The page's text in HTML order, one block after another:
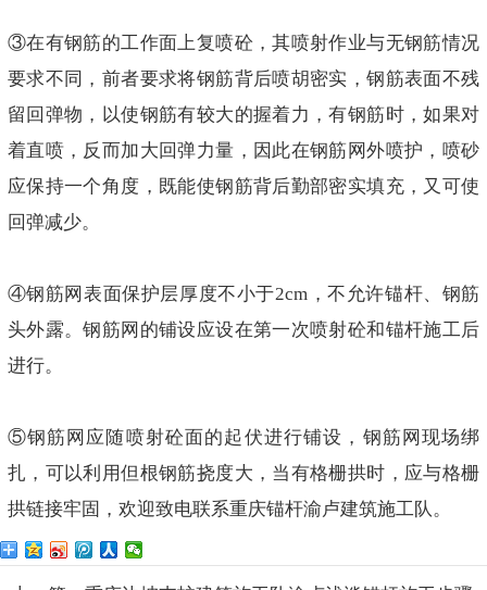
③在有钢筋的工作面上复喷砼，其喷射作业与无钢筋情况
要求不同，前者要求将钢筋背后喷胡密实，钢筋表面不残
留回弹物，以使钢筋有较大的握着力，有钢筋时，如果对
着直喷，反而加大回弹力量，因此在钢筋网外喷护，喷砂
应保持一个角度，既能使钢筋背后勤部密实填充，又可使
回弹减少。
④钢筋网表面保护层厚度不小于2cm，不允许锚杆、钢筋
头外露。钢筋网的铺设应设在第一次喷射砼和锚杆施工后
进行。
⑤钢筋网应随喷射砼面的起伏进行铺设，钢筋网现场绑
扎，可以利用但根钢筋挠度大，当有格栅拱时，应与格栅
拱链接牢固，欢迎致电联系重庆锚杆渝卢建筑施工队。